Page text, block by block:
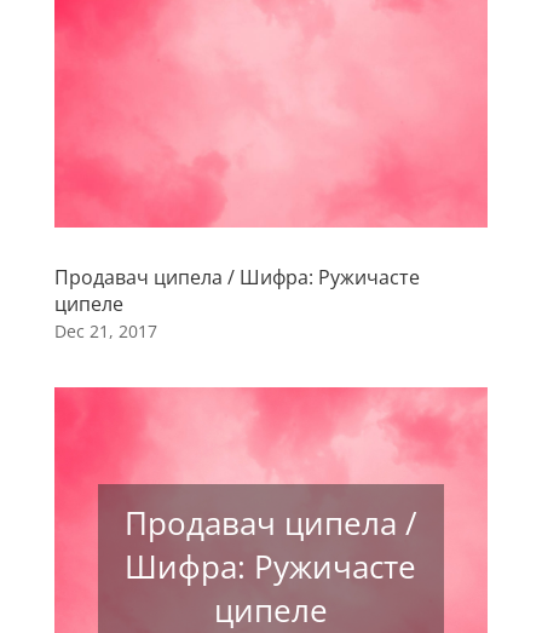
Продавач ципела / Шифра: Ружичасте
ципеле
Dec 21, 2017
Продавач ципела /
Шифра: Ружичасте
ципеле